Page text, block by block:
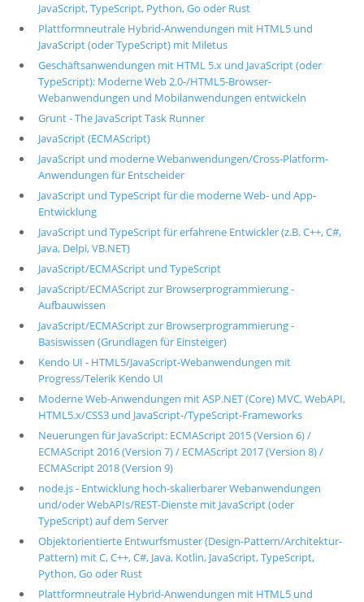
JavaScript, TypeScript, Python, Go oder Rust
Plattformneutrale Hybrid-Anwendungen mit HTML5 und
JavaScript (oder TypeScript) mit Miletus
Geschäftsanwendungen mit HTML 5.x und JavaScript (oder
TypeScript): Moderne Web 2.0-/HTML5-Browser-
Webanwendungen und Mobilanwendungen entwickeln
Grunt - The JavaScript Task Runner
JavaScript (ECMAScript)
JavaScript und moderne Webanwendungen/Cross-Platform-
Anwendungen für Entscheider
JavaScript und TypeScript für die moderne Web- und App-
Entwicklung
JavaScript und TypeScript für erfahrene Entwickler (z.B. C++, C#,
Java, Delpi, VB.NET)
JavaScript/ECMAScript und TypeScript
JavaScript/ECMAScript zur Browserprogrammierung -
Aufbauwissen
JavaScript/ECMAScript zur Browserprogrammierung -
Basiswissen (Grundlagen für Einsteiger)
Kendo UI - HTML5/JavaScript-Webanwendungen mit
Progress/Telerik Kendo UI
Moderne Web-Anwendungen mit ASP.NET (Core) MVC, WebAPI,
HTML5.x/CSS3 und JavaScript-/TypeScript-Frameworks
Neuerungen für JavaScript: ECMAScript 2015 (Version 6) /
ECMAScript 2016 (Version 7) / ECMAScript 2017 (Version 8) /
ECMAScript 2018 (Version 9)
node.js - Entwicklung hoch-skalierbarer Webanwendungen
und/oder WebAPIs/REST-Dienste mit JavaScript (oder
TypeScript) auf dem Server
Objektorientierte Entwurfsmuster (Design-Pattern/Architektur-
Pattern) mit C, C++, C#, Java, Kotlin, JavaScript, TypeScript,
Python, Go oder Rust
Plattformneutrale Hybrid-Anwendungen mit HTML5 und